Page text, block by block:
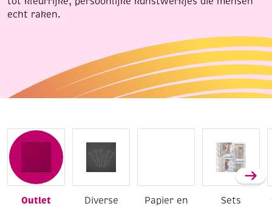
echt raken.
Outlet
Diverse
Papier en
Sets